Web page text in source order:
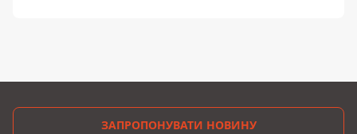
ЗАПРОПОНУВАТИ НОВИНУ